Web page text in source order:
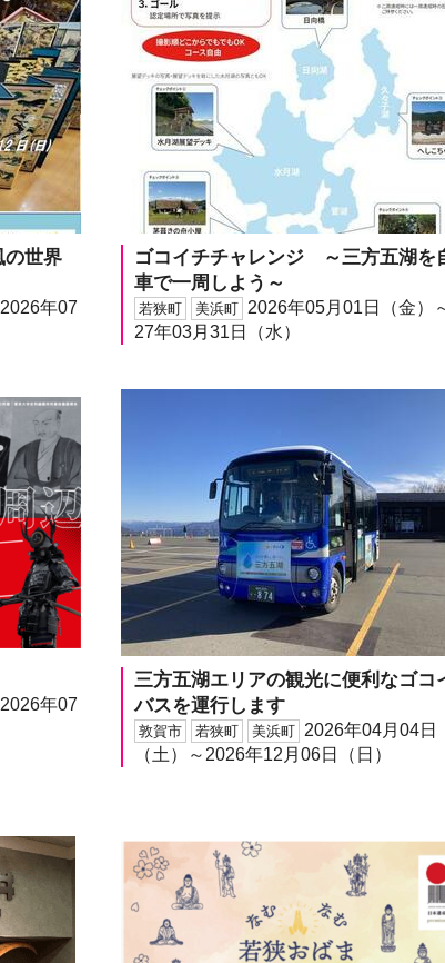
の世界
年07
ゴコイチチャレンジ ～三方五湖を
車で一周しよう～
若狭町 美浜町 2026年05月01日（金）
27年03月31日（水）
年07
三方五湖エリアの観光に便利なゴコ
バスを運行します
敦賀市 若狭町 美浜町 2026年04月04日
（土）～2026年12月06日（日）